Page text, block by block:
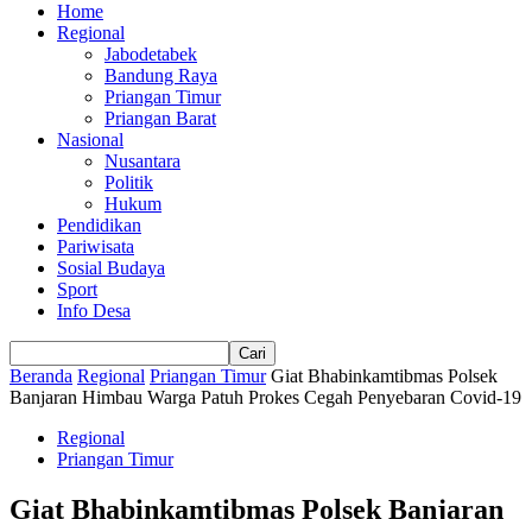
Home
Regional
Jabodetabek
Bandung Raya
Priangan Timur
Priangan Barat
Nasional
Nusantara
Politik
Hukum
Pendidikan
Pariwisata
Sosial Budaya
Sport
Info Desa
Beranda Regional Priangan Timur Giat Bhabinkamtibmas Polsek
Banjaran Himbau Warga Patuh Prokes Cegah Penyebaran Covid-19
Regional
Priangan Timur
Giat Bhabinkamtibmas Polsek Banjaran